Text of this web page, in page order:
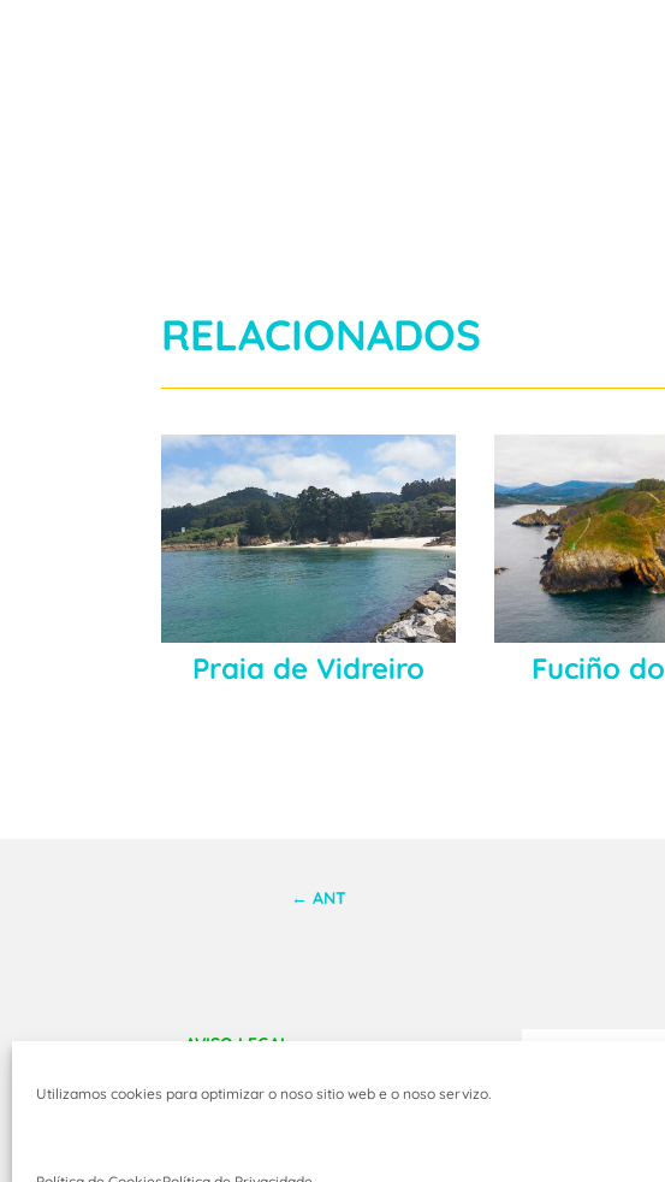
Utilizamos cookies para optimizar o noso sitio web e o noso servizo.
RELACIONADOS
Praia de Vidreiro Fuciño
← ANT
AVISO LEGAL
POLÍTICA DE COOKIES